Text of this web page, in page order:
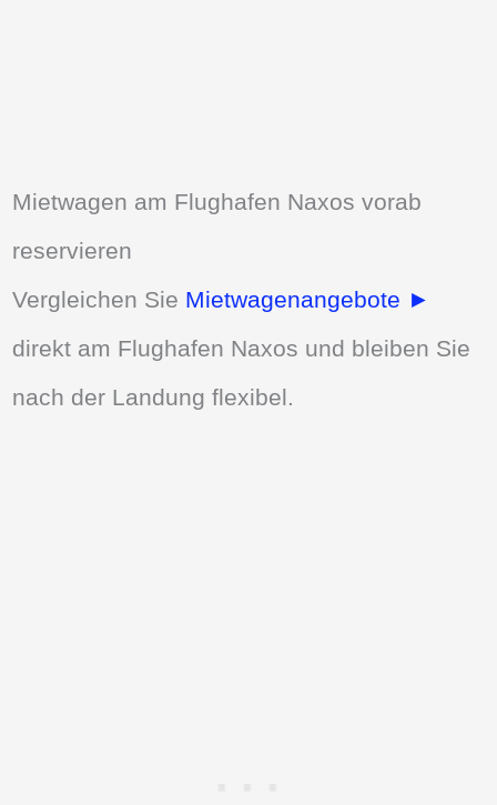
Mietwagen am Flughafen Naxos vorab
reservieren
Vergleichen Sie Mietwagenangebote ►
direkt am Flughafen Naxos und bleiben Sie
nach der Landung flexibel.